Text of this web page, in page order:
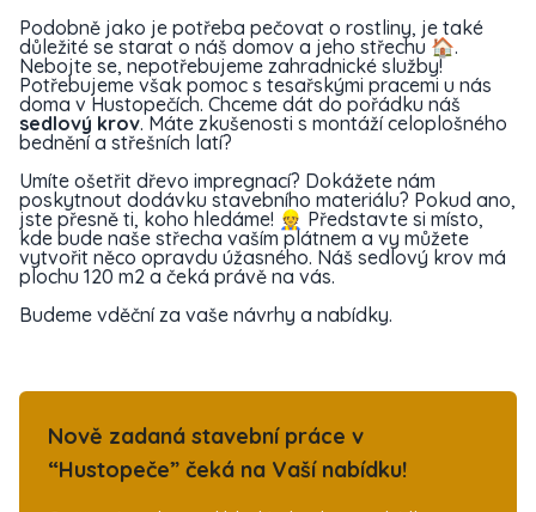
Podobně jako je potřeba pečovat o rostliny, je také
důležité se starat o náš domov a jeho střechu 🏠.
Nebojte se, nepotřebujeme zahradnické služby!
Potřebujeme však pomoc s tesařskými pracemi u nás
doma v Hustopečích. Chceme dát do pořádku náš
sedlový krov. Máte zkušenosti s montáží celoplošného
bednění a střešních latí?
Umíte ošetřit dřevo impregnací? Dokážete nám
poskytnout dodávku stavebního materiálu? Pokud ano,
jste přesně ti, koho hledáme! 👷 Představte si místo,
kde bude naše střecha vaším plátnem a vy můžete
vytvořit něco opravdu úžasného. Náš sedlový krov má
plochu 120 m2 a čeká právě na vás.
Budeme vděční za vaše návrhy a nabídky.
Nově zadaná stavební práce v
“Hustopeče” čeká na Vaší nabídku!